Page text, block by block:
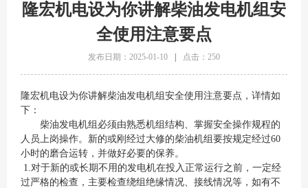
隆宏机电设为你讲解柴油发电机组安
全使用注意要点
发布日期：2025-01-10 点击：250
隆宏机电设为你讲解柴油发电机组安全使用注意要点，详情如
下：
柴油发电机组必须由熟悉机组结构、掌握安全操作规程的
人员上岗操作。新的或刚经过大修的柴油机组要按规定经过60
小时的磨合运转，并做好必要的保养。
1.对于新的或长期不用的发电机在投入正常运行之前，一定经
过严格的检查，主要检查绕组绝缘情况、接线情况等，如有不